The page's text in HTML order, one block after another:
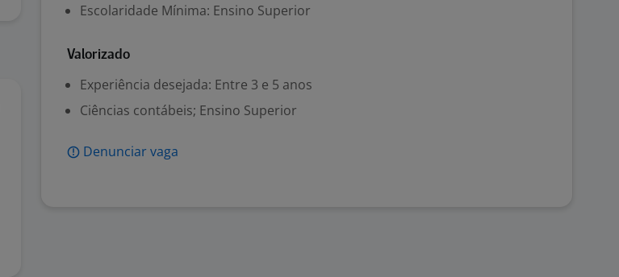
Escolaridade Mínima: Ensino Superior
Valorizado
Experiência desejada: Entre 3 e 5 anos
Ciências contábeis; Ensino Superior
Denunciar vaga